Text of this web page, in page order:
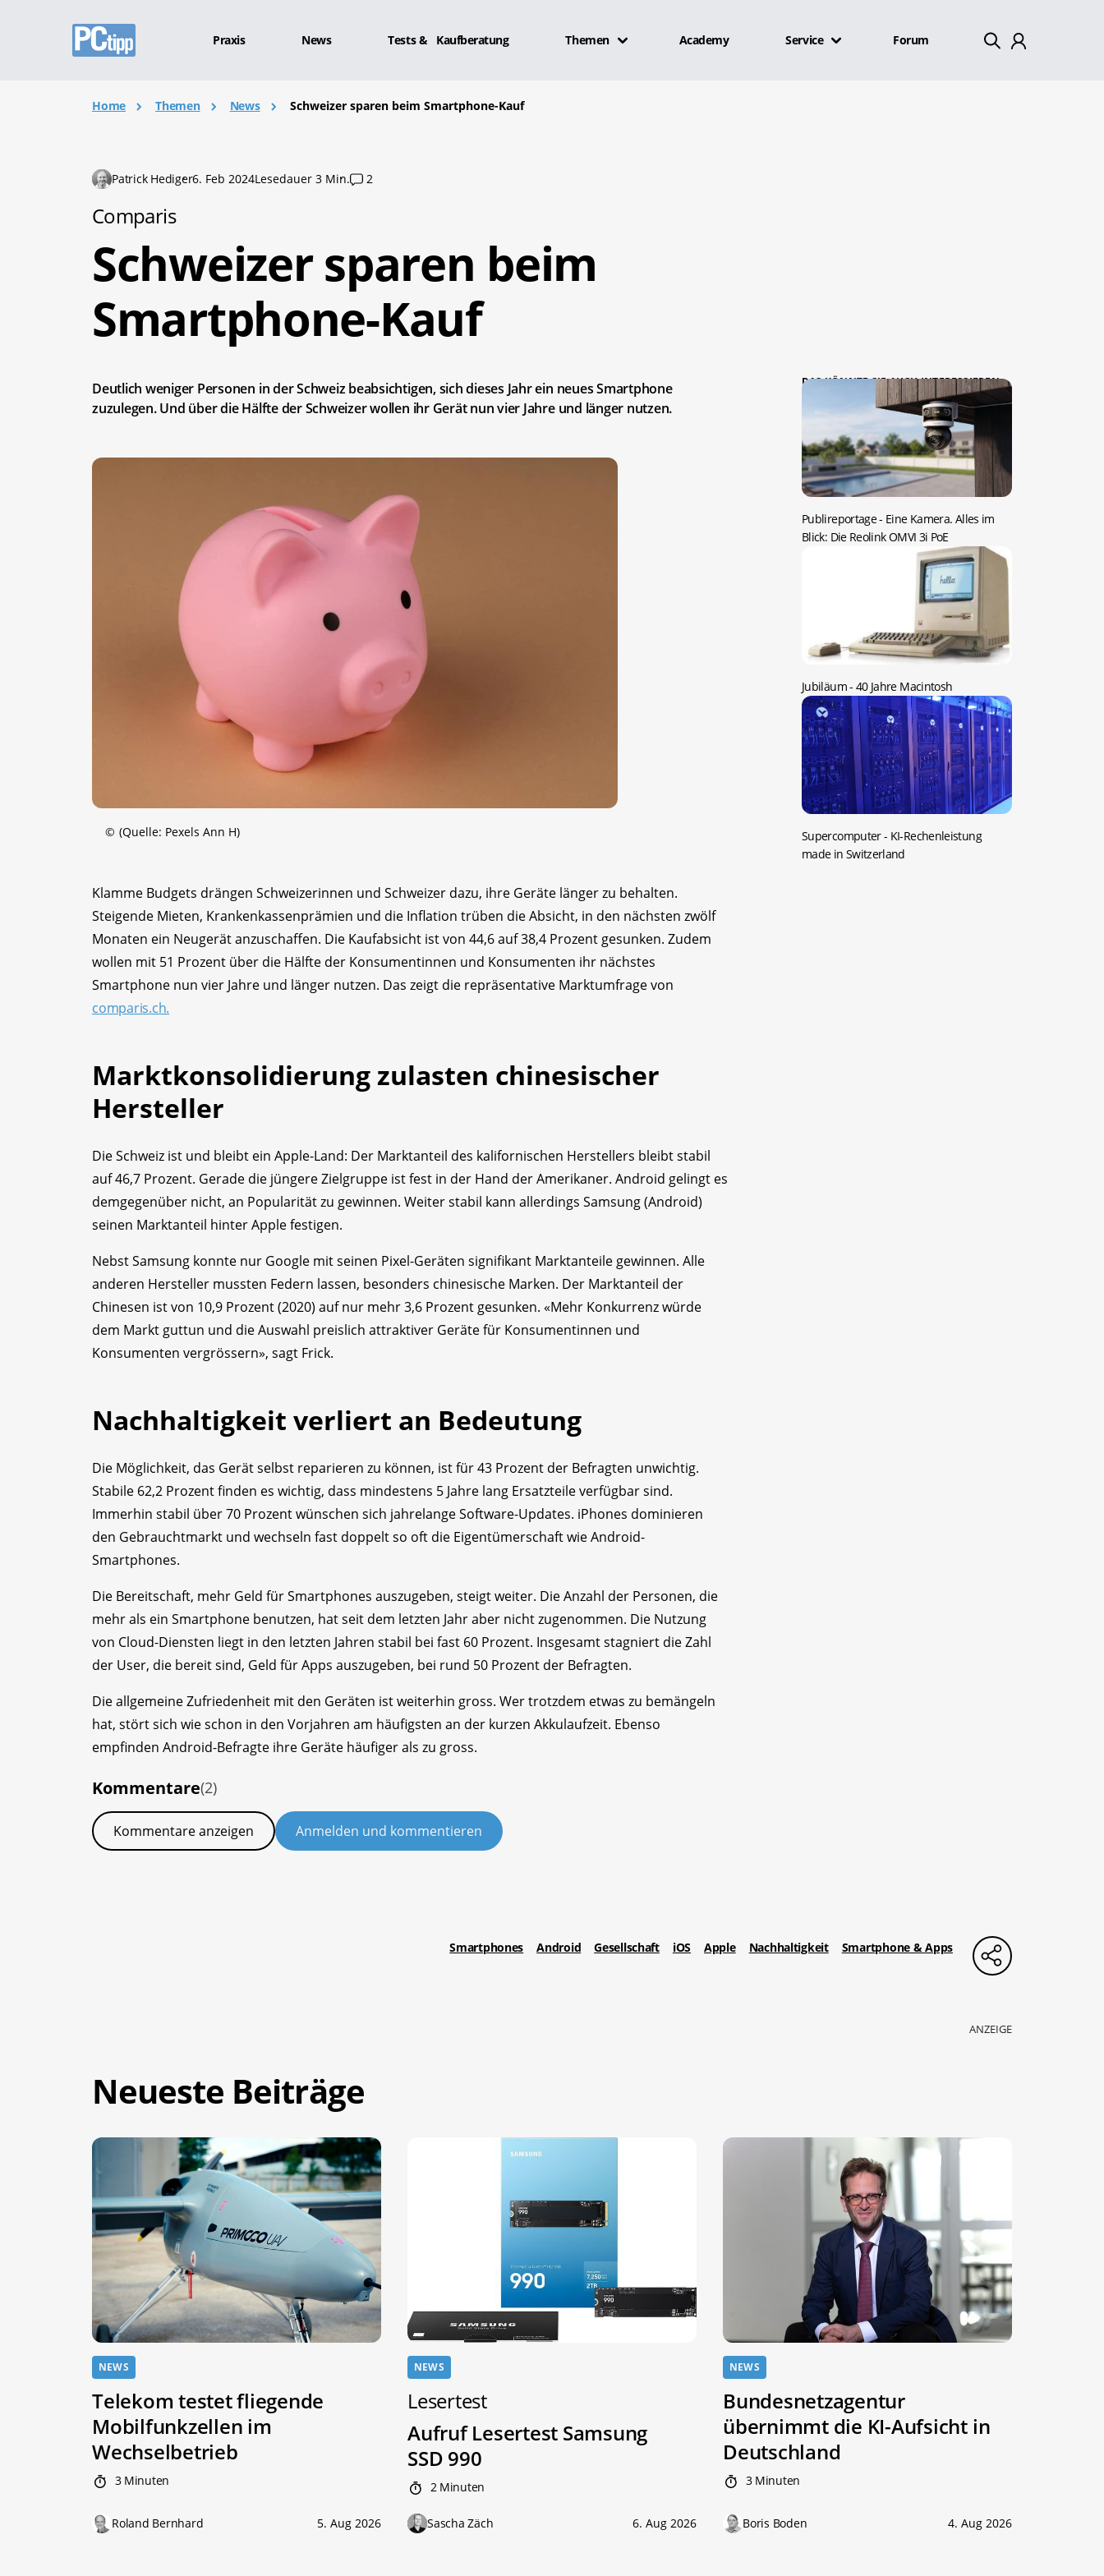
Praxis News Tests & Kaufberatung Themen Academy Service Forum
Home Themen News Schweizer sparen beim Smartphone-Kauf
Patrick Hediger6. Feb 2024Lesedauer 3 Min. 2
Comparis
Schweizer sparen beim
Smartphone-Kauf
Deutlich weniger Personen in der Schweiz beabsichtigen, sich dieses Jahr ein neues Smartphone
zuzulegen. Und über die Hälfte der Schweizer wollen ihr Gerät nun vier Jahre und länger nutzen.
© (Quelle: Pexels Ann H)
Klamme Budgets drängen Schweizerinnen und Schweizer dazu, ihre Geräte länger zu behalten.
Steigende Mieten, Krankenkassenprämien und die Inflation trüben die Absicht, in den nächsten zwölf
Monaten ein Neugerät anzuschaffen. Die Kaufabsicht ist von 44,6 auf 38,4 Prozent gesunken. Zudem
wollen mit 51 Prozent über die Hälfte der Konsumentinnen und Konsumenten ihr nächstes
Smartphone nun vier Jahre und länger nutzen. Das zeigt die repräsentative Marktumfrage von
comparis.ch.
Marktkonsolidierung zulasten chinesischer
Hersteller
Die Schweiz ist und bleibt ein Apple-Land: Der Marktanteil des kalifornischen Herstellers bleibt stabil
auf 46,7 Prozent. Gerade die jüngere Zielgruppe ist fest in der Hand der Amerikaner. Android gelingt es
demgegenüber nicht, an Popularität zu gewinnen. Weiter stabil kann allerdings Samsung (Android)
seinen Marktanteil hinter Apple festigen.
Nebst Samsung konnte nur Google mit seinen Pixel-Geräten signifikant Marktanteile gewinnen. Alle
anderen Hersteller mussten Federn lassen, besonders chinesische Marken. Der Marktanteil der
Chinesen ist von 10,9 Prozent (2020) auf nur mehr 3,6 Prozent gesunken. «Mehr Konkurrenz würde
dem Markt guttun und die Auswahl preislich attraktiver Geräte für Konsumentinnen und
Konsumenten vergrössern», sagt Frick.
Nachhaltigkeit verliert an Bedeutung
Die Möglichkeit, das Gerät selbst reparieren zu können, ist für 43 Prozent der Befragten unwichtig.
Stabile 62,2 Prozent finden es wichtig, dass mindestens 5 Jahre lang Ersatzteile verfügbar sind.
Immerhin stabil über 70 Prozent wünschen sich jahrelange Software-Updates. iPhones dominieren
den Gebrauchtmarkt und wechseln fast doppelt so oft die Eigentümerschaft wie Android-
Smartphones.
Die Bereitschaft, mehr Geld für Smartphones auszugeben, steigt weiter. Die Anzahl der Personen, die
mehr als ein Smartphone benutzen, hat seit dem letzten Jahr aber nicht zugenommen. Die Nutzung
von Cloud-Diensten liegt in den letzten Jahren stabil bei fast 60 Prozent. Insgesamt stagniert die Zahl
der User, die bereit sind, Geld für Apps auszugeben, bei rund 50 Prozent der Befragten.
Die allgemeine Zufriedenheit mit den Geräten ist weiterhin gross. Wer trotzdem etwas zu bemängeln
hat, stört sich wie schon in den Vorjahren am häufigsten an der kurzen Akkulaufzeit. Ebenso
empfinden Android-Befragte ihre Geräte häufiger als zu gross.
DAS KÖNNTE SIE AUCH INTERESSIEREN:
Publireportage - Eine Kamera. Alles im
Blick: Die Reolink OMVI 3i PoE
Jubiläum - 40 Jahre Macintosh
Supercomputer - KI-Rechenleistung
made in Switzerland
Kommentare(2)
Kommentare anzeigen Anmelden und kommentieren
Smartphones Android Gesellschaft iOS Apple Nachhaltigkeit Smartphone & Apps
ANZEIGE
Neueste Beiträge
NEWS
Telekom testet fliegende
Mobilfunkzellen im
Wechselbetrieb
3 Minuten
Roland Bernhard 5. Aug 2026
NEWS
Lesertest
Aufruf Lesertest Samsung
SSD 990
2 Minuten
Sascha Zäch 6. Aug 2026
NEWS
Bundesnetzagentur
übernimmt die KI-Aufsicht in
Deutschland
3 Minuten
Boris Boden 4. Aug 2026